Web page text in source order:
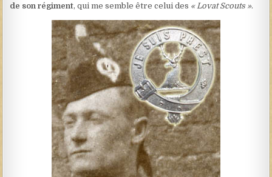
de son régiment, qui me semble être celui des « Lovat Scouts ».